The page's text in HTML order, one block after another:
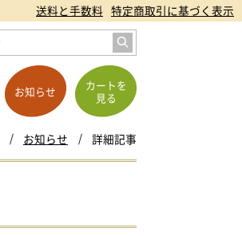
送料と手数料 特定商取引に基づく表示
お知らせ
カートを
見る
お知らせ 詳細記事